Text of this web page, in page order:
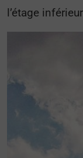
l’étage